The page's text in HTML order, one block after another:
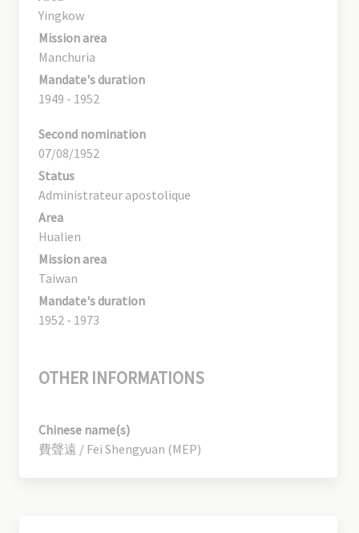
Yingkow
Mission area
Manchuria
Mandate's duration
1949 - 1952
Second nomination
07/08/1952
Status
Administrateur apostolique
Area
Hualien
Mission area
Taiwan
Mandate's duration
1952 - 1973
OTHER INFORMATIONS
Chinese name(s)
費聲遠 / Fei Shengyuan (MEP)